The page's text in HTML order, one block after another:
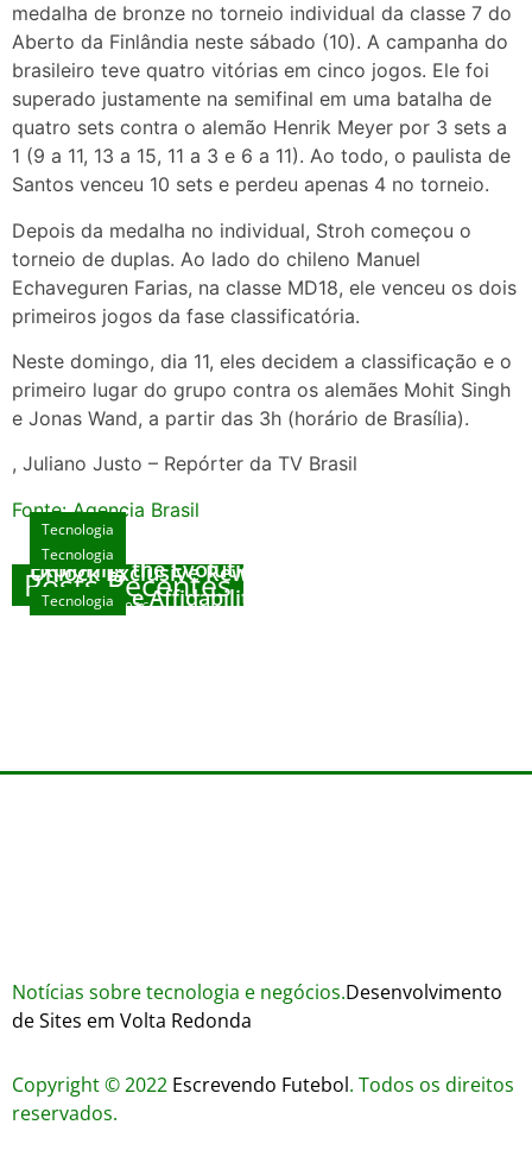
medalha de bronze no torneio individual da classe 7 do
Aberto da Finlândia neste sábado (10). A campanha do
brasileiro teve quatro vitórias em cinco jogos. Ele foi
superado justamente na semifinal em uma batalha de
quatro sets contra o alemão Henrik Meyer por 3 sets a
1 (9 a 11, 13 a 15, 11 a 3 e 6 a 11). Ao todo, o paulista de
Santos venceu 10 sets e perdeu apenas 4 no torneio.
Depois da medalha no individual, Stroh começou o
torneio de duplas. Ao lado do chileno Manuel
Echaveguren Farias, na classe MD18, ele venceu os dois
primeiros jogos da fase classificatória.
Neste domingo, dia 11, eles decidem a classificação e o
primeiro lugar do grupo contra os alemães Mohit Singh
e Jonas Wand, a partir das 3h (horário de Brasília).
, Juliano Justo – Repórter da TV Brasil
Fonte: Agencia Brasil
Posts Recentes
Tecnologia
Exploring the Evolution of Online Slot Games
agosto 7, 2026
Tecnologia
Unlock Exclusive Rewards at The Big Dog
House
Tecnologia
Sicurezza e Affidabilità di Mr Nulls Wicked
Wares
Tecnologia
Notícias sobre tecnologia e negócios.Desenvolvimento
de Sites em Volta Redonda
Copyright © 2022 Escrevendo Futebol. Todos os direitos
reservados.